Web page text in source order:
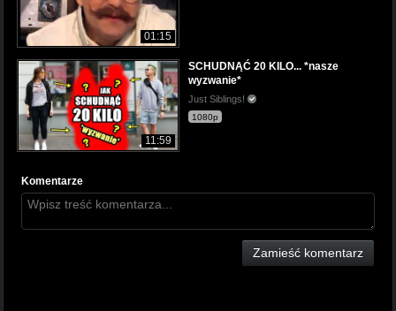
01:15
11:59
SCHUDNĄĆ 20 KILO... *nasze
wyzwanie*
Just Siblings!
1080p
Komentarze
Zamieść komentarz